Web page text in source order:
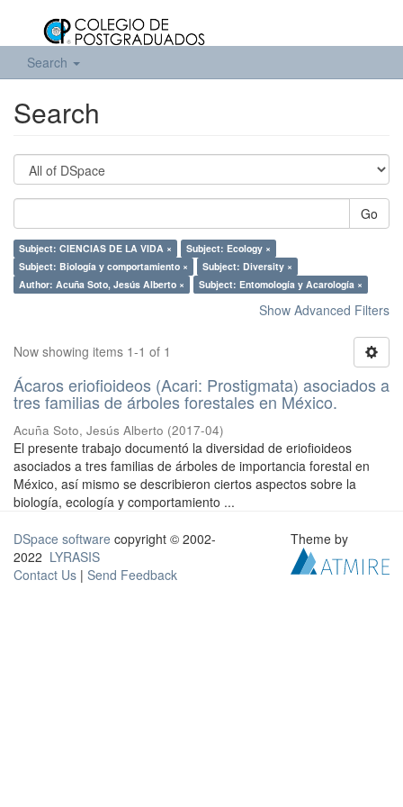
Search
Search
Go
Subject: CIENCIAS DE LA VIDA ×
Subject: Ecology ×
Subject: Biología y comportamiento ×
Subject: Diversity ×
Author: Acuña Soto, Jesús Alberto ×
Subject: Entomología y Acarología ×
Show Advanced Filters
Now showing items 1-1 of 1
Ácaros eriofioideos (Acari: Prostigmata) asociados a
tres familias de árboles forestales en México.
Acuña Soto, Jesús Alberto (2017-04)
El presente trabajo documentó la diversidad de eriofioideos
asociados a tres familias de árboles de importancia forestal en
México, así mismo se describieron ciertos aspectos sobre la
biología, ecología y comportamiento ...
DSpace software copyright © 2002-
2022 LYRASIS
Contact Us | Send Feedback
Theme by